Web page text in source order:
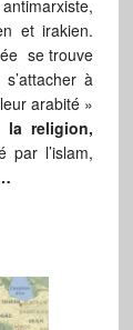
et irakien.
se trouve
à
arabité »
religion,
l’islam,